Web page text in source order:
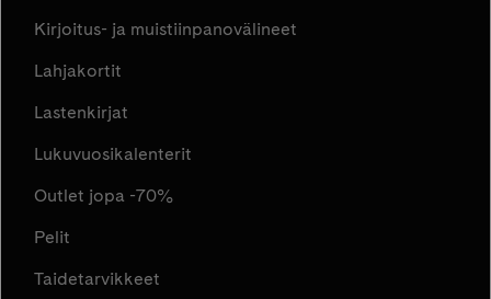
Kirjoitus- ja muistiinpanovälineet
Lahjakortit
Lastenkirjat
Lukuvuosikalenterit
Outlet jopa -70%
Pelit
Taidetarvikkeet